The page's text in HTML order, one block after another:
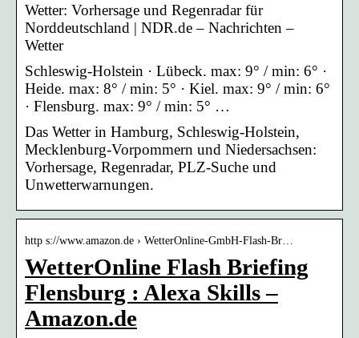
Wetter: Vorhersage und Regenradar für
Norddeutschland | NDR.de – Nachrichten –
Wetter
Schleswig-Holstein · Lübeck. max: 9° / min: 6° ·
Heide. max: 8° / min: 5° · Kiel. max: 9° / min: 6°
· Flensburg. max: 9° / min: 5° …
Das Wetter in Hamburg, Schleswig-Holstein,
Mecklenburg-Vorpommern und Niedersachsen:
Vorhersage, Regenradar, PLZ-Suche und
Unwetterwarnungen.
http s://www.amazon.de › WetterOnline-GmbH-Flash-Br…
WetterOnline Flash Briefing
Flensburg : Alexa Skills –
Amazon.de